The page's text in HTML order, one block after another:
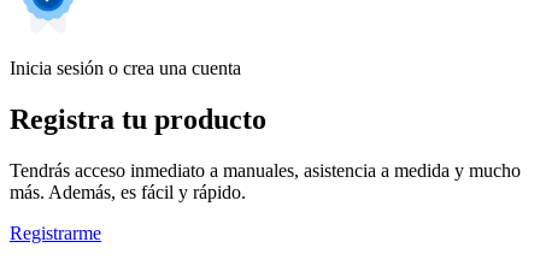
Inicia sesión o crea una cuenta
Registra tu producto
Tendrás acceso inmediato a manuales, asistencia a medida y mucho
más. Además, es fácil y rápido.
Registrarme